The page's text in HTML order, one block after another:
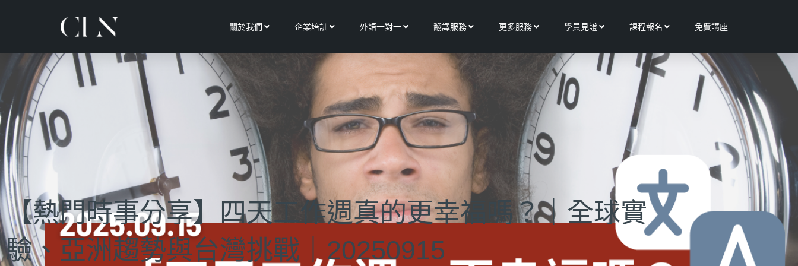
關於我們 Open 關於我們
企業培訓 Open 企業培訓
外語一對一Open 外語一對一
翻譯服務Open 翻譯服務
更多服務Open 更多服務
學員見證Open 學員見證
課程報名 Open 課程報名
免費講座
【熱門時事分享】四天工作週真的更幸福嗎？｜全球實
驗、亞洲趨勢與台灣挑戰｜20250915